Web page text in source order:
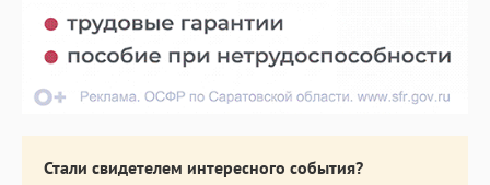
Стали свидетелем интересного события?